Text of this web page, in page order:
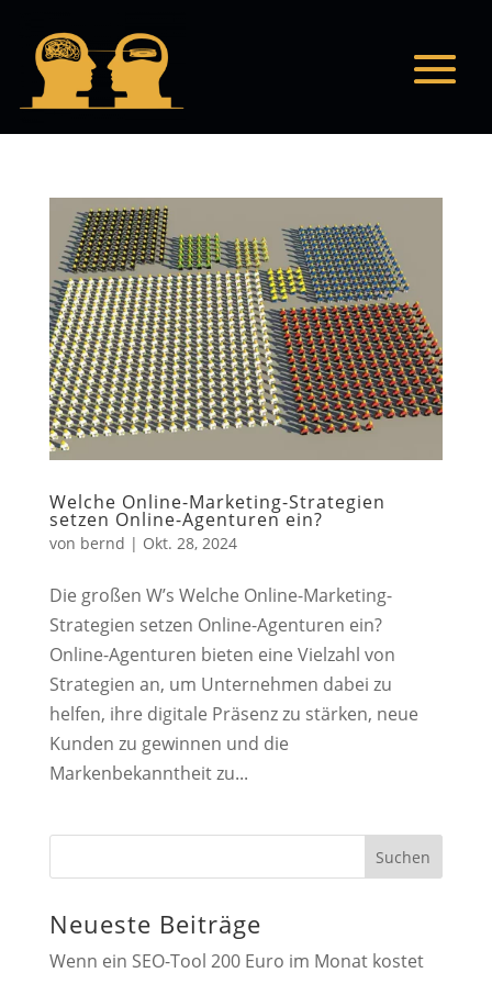
Welche Online-Marketing-Strategien
setzen Online-Agenturen ein?
von bernd | Okt. 28, 2024
Die großen W’s Welche Online-Marketing-
Strategien setzen Online-Agenturen ein?
Online-Agenturen bieten eine Vielzahl von
Strategien an, um Unternehmen dabei zu
helfen, ihre digitale Präsenz zu stärken, neue
Kunden zu gewinnen und die
Markenbekanntheit zu...
Suchen
Neueste Beiträge
Wenn ein SEO-Tool 200 Euro im Monat kostet